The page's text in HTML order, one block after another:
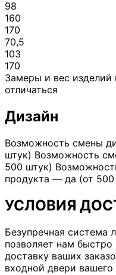
98
160
170
70,5
103
170
Замеры и вес изделий
отличаться
Дизайн
Возможность смены
штук) Возможность
500 штук)
продукта — да (от 500
УСЛОВИЯ
Безупречная система
позволяет нам быстро
доставку ваших
входной двери